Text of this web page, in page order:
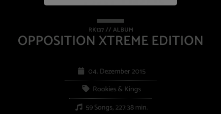
RK137 // ALBUM
OPPOSITION XTREME EDITION
04. Dezember 2015
Rookies & Kings
59 Songs, 227:38 min.